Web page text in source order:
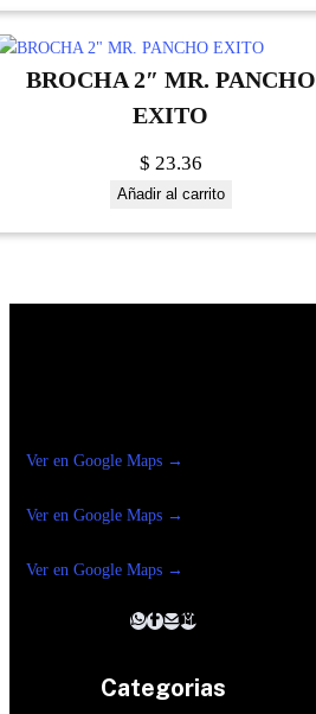
BROCHA 2″ MR. PANCHO
EXITO
$ 23.36
Añadir al carrito
Ver en Google Maps →
Ver en Google Maps →
Ver en Google Maps →
Categorias